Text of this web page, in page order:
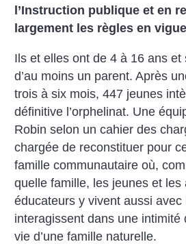
l’Instruction publique et en
largement les règles en
Ils et elles ont de 4 à 16 ans et
d’au moins un parent. Après
trois à six mois, 447 jeunes
définitive l’orphelinat. Une
Robin selon un cahier des
chargée de reconstituer pour
famille communautaire où,
quelle famille, les jeunes et les
éducateurs y vivent aussi avec
interagissent dans une intimité
vie d’une famille naturelle.